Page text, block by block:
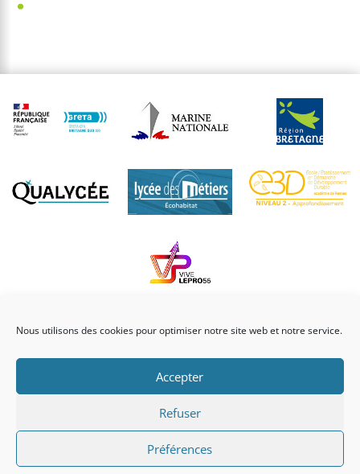
Nous utilisons des cookies pour optimiser notre site web et notre service.
Accepter
Refuser
Préférences
Mentions légales
Développé par l’agence Graphikup